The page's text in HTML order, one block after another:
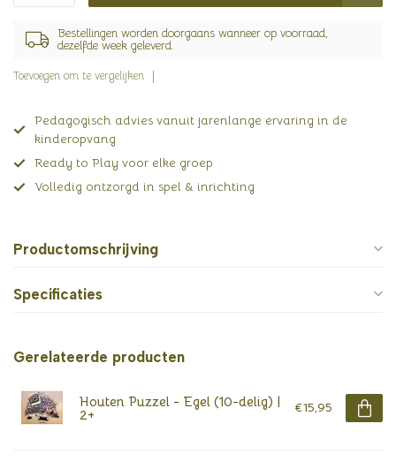
Bestellingen worden doorgaans wanneer op voorraad,
dezelfde week geleverd.
Toevoegen om te vergelijken
Pedagogisch advies vanuit jarenlange ervaring in de
kinderopvang
Ready to Play voor elke groep
Volledig ontzorgd in spel & inrichting
Productomschrijving
Specificaties
Gerelateerde producten
Houten Puzzel - Egel (10-delig) |
2+ €15,95